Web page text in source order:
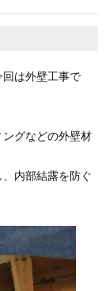
は外壁工事で
グなどの外壁材
内部結露を防ぐ